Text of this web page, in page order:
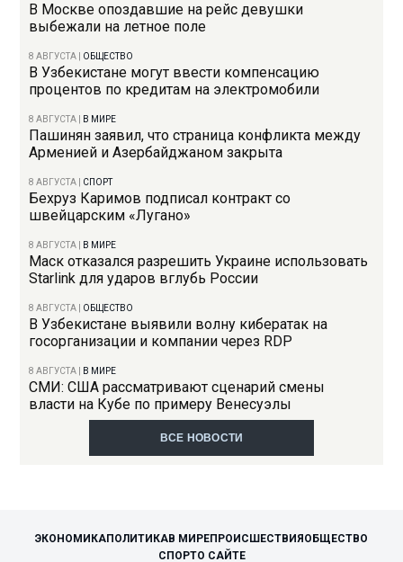
В Москве опоздавшие на рейс девушки
выбежали на летное поле
8 АВГУСТА ОБЩЕСТВО
В Узбекистане могут ввести компенсацию
процентов по кредитам на электромобили
8 АВГУСТА В МИРЕ
Пашинян заявил, что страница конфликта между
Арменией и Азербайджаном закрыта
8 АВГУСТА СПОРТ
Бехруз Каримов подписал контракт со
швейцарским «Лугано»
8 АВГУСТА В МИРЕ
Маск отказался разрешить Украине использовать
Starlink для ударов вглубь России
8 АВГУСТА ОБЩЕСТВО
В Узбекистане выявили волну кибератак на
госорганизации и компании через RDP
8 АВГУСТА В МИРЕ
СМИ: США рассматривают сценарий смены
власти на Кубе по примеру Венесуэлы
ВСЕ НОВОСТИ
ЭКОНОМИКАПОЛИТИКАВ МИРЕПРОИСШЕСТВИЯ ОБЩЕСТВО
СПОРТО САЙТЕ